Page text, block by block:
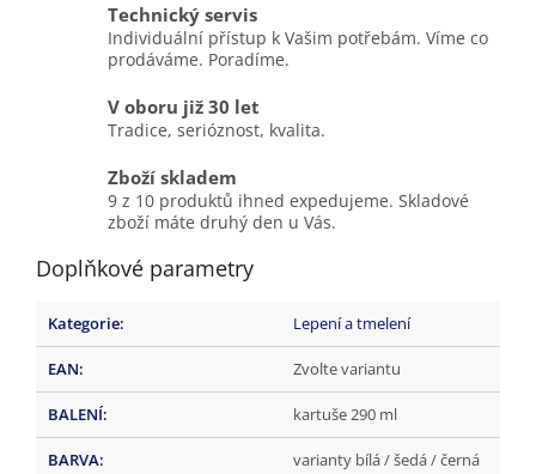
Technický servis
Individuální přístup k Vašim potřebám. Víme co
prodáváme. Poradíme.
V oboru již 30 let
Tradice, serióznost, kvalita.
Zboží skladem
9 z 10 produktů ihned expedujeme. Skladové
zboží máte druhý den u Vás.
Doplňkové parametry
Kategorie: Lepení a tmelení
EAN: Zvolte variantu
BALENÍ: kartuše 290 ml
BARVA: varianty bílá / šedá / černá